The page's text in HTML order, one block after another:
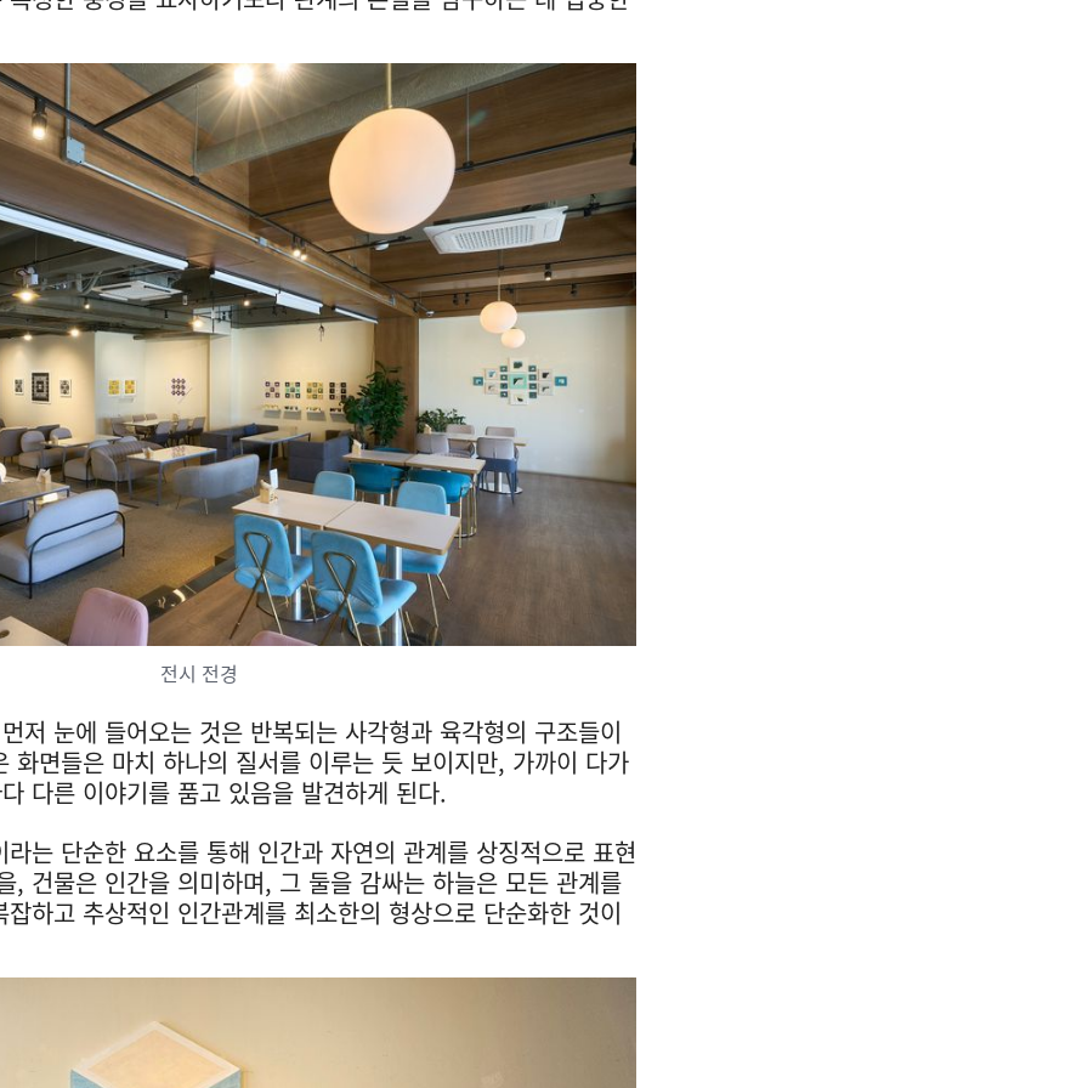
전시 전경
저 눈에 들어오는 것은 반복되는 사각형과 육각형의 구조들이
화면들은 마치 하나의 질서를 이루는 듯 보이지만, 가까이 다가
다른 이야기를 품고 있음을 발견하게 된다.
는 단순한 요소를 통해 인간과 자연의 관계를 상징적으로 표현
, 건물은 인간을 의미하며, 그 둘을 감싸는 하늘은 모든 관계를
하고 추상적인 인간관계를 최소한의 형상으로 단순화한 것이